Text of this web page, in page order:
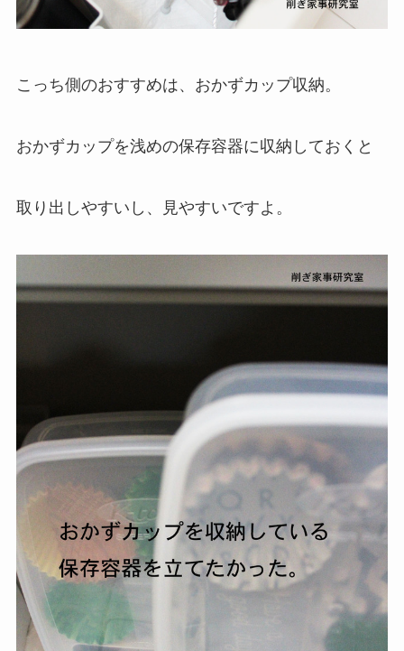
こっち側のおすすめは、おかずカップ収納。
おかずカップを浅めの保存容器に収納しておくと
取り出しやすいし、見やすいですよ。